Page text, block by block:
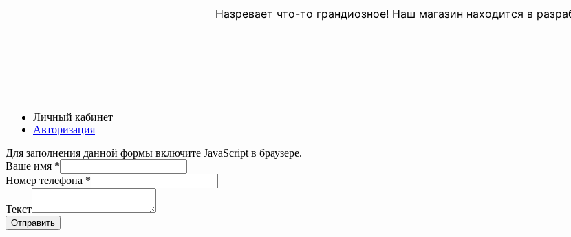
Назревает что-то грандиозное! Наш магазин находится в
Личный кабинет
Авторизация
Для заполнения данной формы включите JavaScript в браузере.
Ваше имя *
имя
Номер
телефона
Номер телефона *
Текст
Отправить